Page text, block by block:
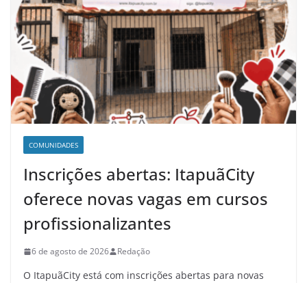
COMUNIDADES
Inscrições abertas: ItapuãCity
oferece novas vagas em cursos
profissionalizantes
6 de agosto de 2026 Redação
O ItapuãCity está com inscrições abertas para novas